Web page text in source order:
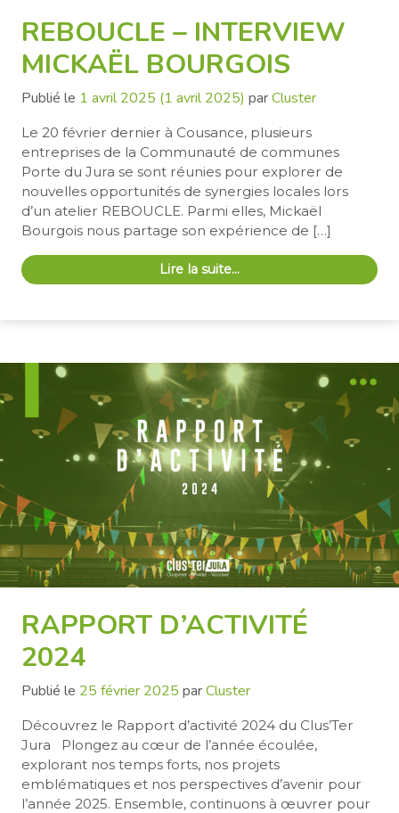
REBOUCLE – INTERVIEW
MICKAËL BOURGOIS
Publié le 1 avril 2025 (1 avril 2025) parCluster
Le 20 février dernier à Cousance, plusieurs
entreprises de la Communauté de communes
Porte du Jura se sont réunies pour explorer de
nouvelles opportunités de synergies locales lors
d’un atelier REBOUCLE. Parmi elles, Mickaël
Bourgois nous partage son expérience de […]
Lire la suite…
RAPPORT D’ACTIVITÉ
2024
Publié le 25 février 2025 parCluster
Découvrez le Rapport d’activité 2024 du Clus’Ter
Jura Plongez au cœur de l’année écoulée,
explorant nos temps forts, nos projets
emblématiques et nos perspectives d’avenir pour
l’année 2025. Ensemble, continuons à œuvrer pour